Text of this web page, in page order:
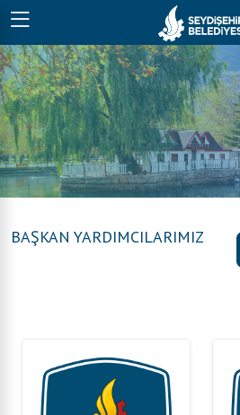
BAŞKAN YARDIMCILARIMIZ